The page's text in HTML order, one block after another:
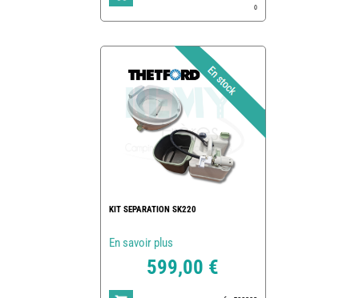
0
KIT SEPARATION SK220
En savoir plus
599,00 €